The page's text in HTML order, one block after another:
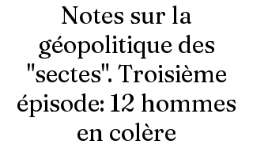
Notes sur la
géopolitique des
"sectes". Troisième
épisode: 12 hommes
en colère